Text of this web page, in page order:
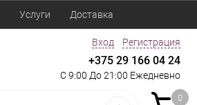
Услуги Доставка
Вход Регистрация
+375 29 166 04 24
С 9:00 До 21:00 Ежедневно
0